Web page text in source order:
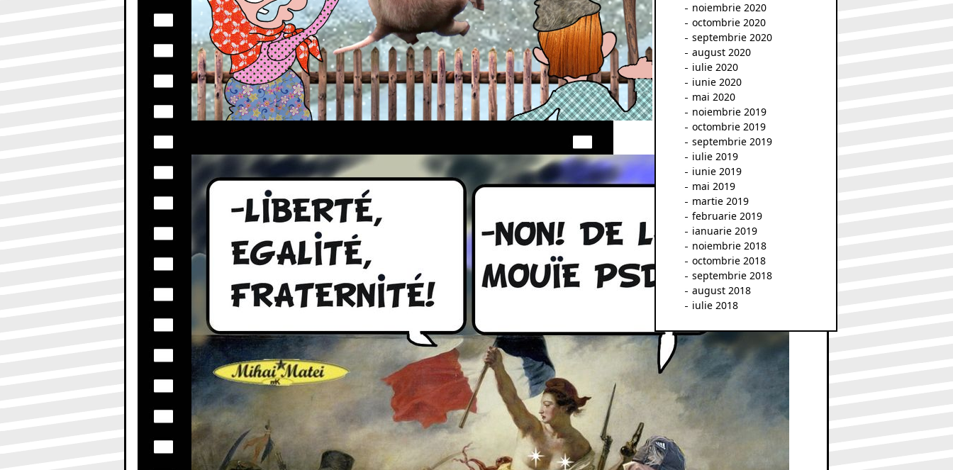
noiembrie 2020
octombrie 2020
septembrie 2020
august 2020
iulie 2020
iunie 2020
mai 2020
noiembrie 2019
octombrie 2019
septembrie 2019
iulie 2019
iunie 2019
mai 2019
martie 2019
februarie 2019
ianuarie 2019
noiembrie 2018
octombrie 2018
septembrie 2018
august 2018
iulie 2018